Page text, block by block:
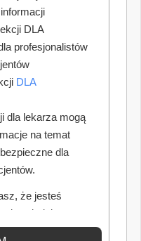
DLA
profesjonalistów
DLA
dla lekarza mogą
na temat
dla
że jesteś